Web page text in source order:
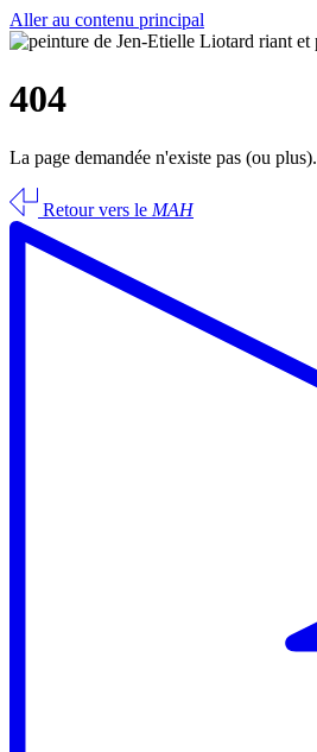
Aller au contenu principal
404
La page demandée n'existe pas (ou plus).
Retour vers le MAH